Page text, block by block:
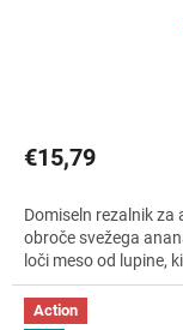
€15,79
Domiseln rezalnik
obroče svežega
loči meso od lupine,
Action